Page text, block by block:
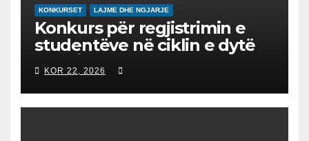
KONKURSET LAJME DHE NGJARJE
Konkurs për regjistrimin e
studentëve në ciklin e dytë
2026/2027 – Конкурс за
запишување на студенти
на втор циклус студии за
2026/2027
KOR 22, 2026